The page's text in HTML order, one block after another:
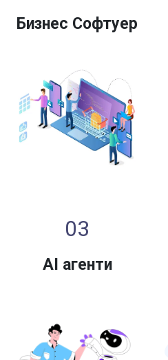
Бизнес Софтуер
03
AI агенти